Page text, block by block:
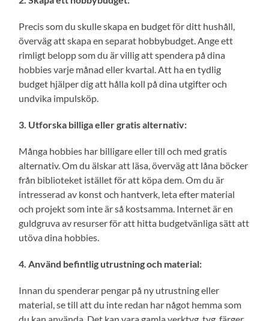
Precis som du skulle skapa en budget för ditt hushåll,
överväg att skapa en separat hobbybudget. Ange ett
rimligt belopp som du är villig att spendera på dina
hobbies varje månad eller kvartal. Att ha en tydlig
budget hjälper dig att hålla koll på dina utgifter och
undvika impulsköp.
3. Utforska billiga eller gratis alternativ:
Många hobbies har billigare eller till och med gratis
alternativ. Om du älskar att läsa, överväg att låna böcker
från biblioteket istället för att köpa dem. Om du är
intresserad av konst och hantverk, leta efter material
och projekt som inte är så kostsamma. Internet är en
guldgruva av resurser för att hitta budgetvänliga sätt att
utöva dina hobbies.
4. Använd befintlig utrustning och material:
Innan du spenderar pengar på ny utrustning eller
material, se till att du inte redan har något hemma som
du kan använda. Det kan vara gamla verktyg, tyg, färger